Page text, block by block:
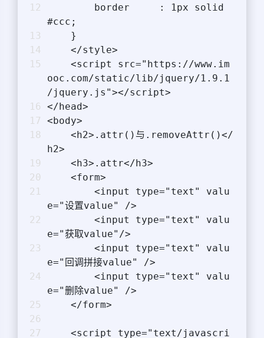
#ccc;
    }
    </style>
ooc.com/static/lib/jquery/1.9.1
/jquery.js"></script>
</head>
<body>
h2>
    <h3>.attr</h3>
    <form>
e="设置value" />
e="获取value"/>
e="回调拼接value" />
e="删除value" />
    </form>